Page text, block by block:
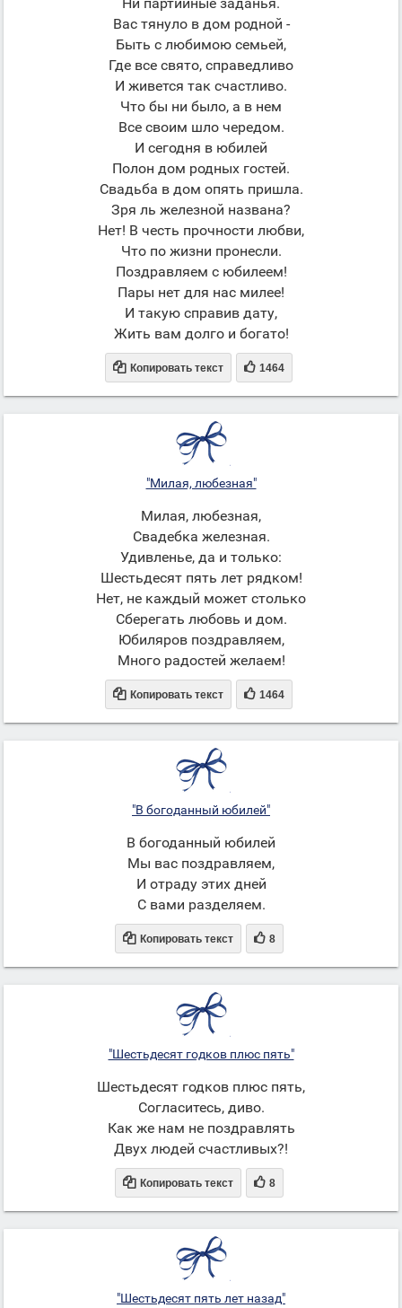
Вас тянуло в дом родной -
Быть с любимою семьей,
Где все свято, справедливо
И живется так счастливо.
Что бы ни было, а в нем
Все своим шло чередом.
И сегодня в юбилей
Полон дом родных гостей.
Свадьба в дом опять пришла.
Зря ль железной названа?
Нет! В честь прочности любви,
Что по жизни пронесли.
Поздравляем с юбилеем!
Пары нет для нас милее!
И такую справив дату,
Жить вам долго и богато!
 Копировать текст  1464
"Милая, любезная"
Милая, любезная,
Свадебка железная.
Удивленье, да и только:
Шестьдесят пять лет рядком!
Hет, не каждый может столько
Сберегать любовь и дом.
Юбиляров поздравляем,
Много радостей желаем!
 Копировать текст  1464
"В богоданный юбилей"
В богоданный юбилей
Мы вас поздравляем,
И отраду этих дней
С вами разделяем.
 Копировать текст  8
"Шестьдесят годков плюс пять"
Шестьдесят годков плюс пять,
Согласитесь, диво.
Как же нам не поздравлять
Двух людей счастливых?!
 Копировать текст  8
"Шестьдесят пять лет назад"